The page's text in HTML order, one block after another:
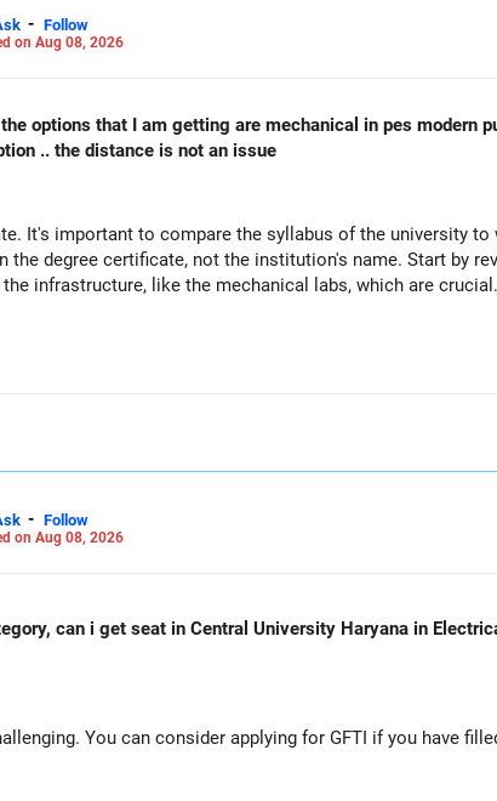
- Follow
on Aug 08, 2026
options that I am getting are mechanical in pes modern
.. the distance is not an issue
It's important to compare the syllabus of the university
the degree certificate, not the institution's name. Start by
infrastructure, like the mechanical labs, which are
taking an AIML course to boost your job employability.
- Follow
on Aug 08, 2026
can i get seat in Central University Haryana in
You can consider applying for GFTI if you have